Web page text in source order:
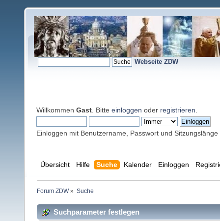
Webseite ZDW
Willkommen Gast . Bitte einloggen oder registrieren
Einloggen mit Benutzername, Passwort und Sitzungslänge
Übersicht Hilfe Suche Kalender Einloggen
Forum ZDW» Suche
Suchparameter festlegen